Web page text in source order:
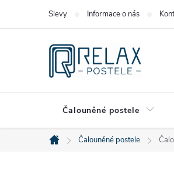
Slevy Informace o nás
Čalouněné postele
Domů
Čalouněné postele